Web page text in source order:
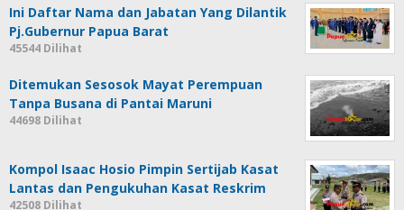
Ini Daftar Nama dan Jabatan Yang Dilantik
Pj.Gubernur Papua Barat
45544 Dilihat
Ditemukan Sesosok Mayat Perempuan
Tanpa Busana di Pantai Maruni
44698 Dilihat
Kompol Isaac Hosio Pimpin Sertijab Kasat
Lantas dan Pengukuhan Kasat Reskrim
42508 Dilihat